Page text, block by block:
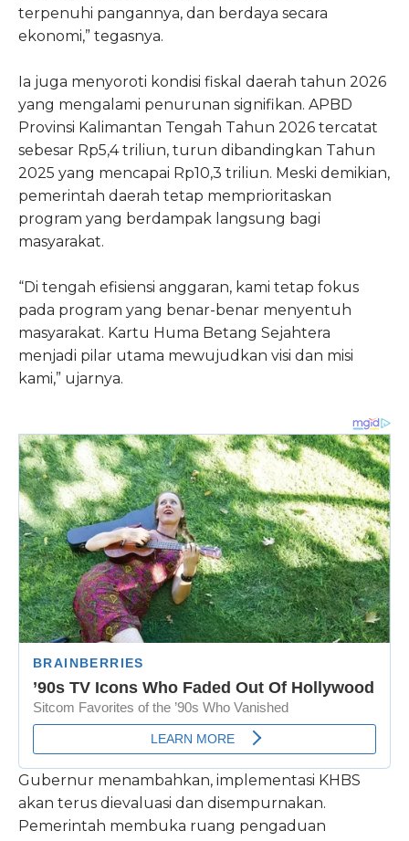
terpenuhi pangannya, dan berdaya secara
ekonomi,” tegasnya.
Ia juga menyoroti kondisi fiskal daerah tahun 2026
yang mengalami penurunan signifikan. APBD
Provinsi Kalimantan Tengah Tahun 2026 tercatat
sebesar Rp5,4 triliun, turun dibandingkan Tahun
2025 yang mencapai Rp10,3 triliun. Meski demikian,
pemerintah daerah tetap memprioritaskan
program yang berdampak langsung bagi
masyarakat.
“Di tengah efisiensi anggaran, kami tetap fokus
pada program yang benar-benar menyentuh
masyarakat. Kartu Huma Betang Sejahtera
menjadi pilar utama mewujudkan visi dan misi
kami,” ujarnya.
Gubernur menambahkan, implementasi KHBS
akan terus dievaluasi dan disempurnakan.
Pemerintah membuka ruang pengaduan